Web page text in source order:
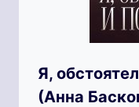
Я,
(Анна